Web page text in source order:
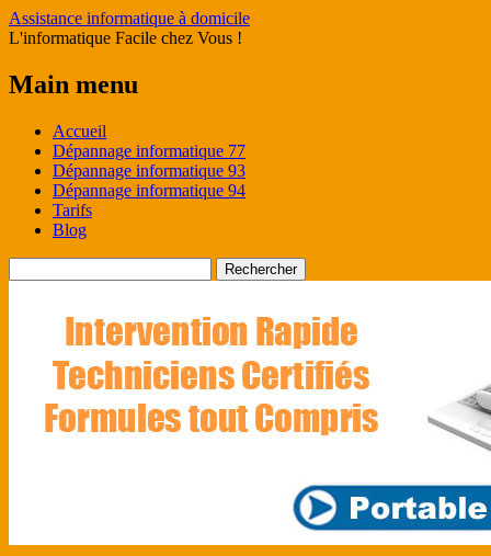
Assistance informatique à domicile
L'informatique Facile chez Vous !
Main menu
Skip
content
Accueil
Dépannage informatique 77
Dépannage informatique 93
Dépannage informatique 94
Tarifs
Blog